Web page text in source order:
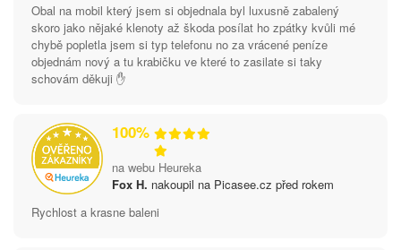
Obal na mobil který jsem si objednala byl luxusně zabalený
skoro jako nějaké klenoty až škoda posílat ho zpátky kvůli mé
chybě popletla jsem si typ telefonu no za vrácené peníze
objednám nový a tu krabičku ve které to zasilate si taky
schovám děkuji ✋
100%
na webu Heureka
Fox H. nakoupil na Picasee.cz před rokem
Rychlost a krasne baleni